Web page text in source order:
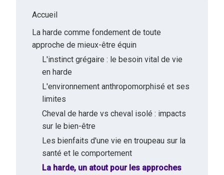
Accueil
La harde comme fondement de toute
approche de mieux-être équin
L'instinct grégaire : le besoin vital de vie
en harde
L'environnement anthropomorphisé et ses
limites
Cheval de harde vs cheval isolé : impacts
sur le bien-être
Les bienfaits d'une vie en troupeau sur la
santé et le comportement
La harde, un atout pour les approches